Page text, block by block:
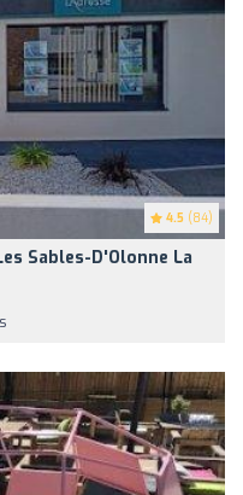
4.5 (84)
Sables-D'Olonne La